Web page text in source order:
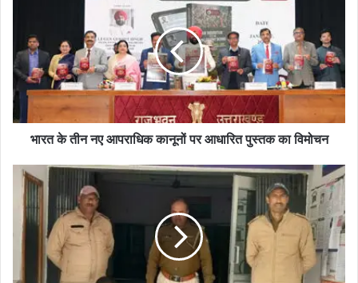
भारत के तीन नए आपराधिक कानूनों पर आधारित पुस्तक का विमोचन